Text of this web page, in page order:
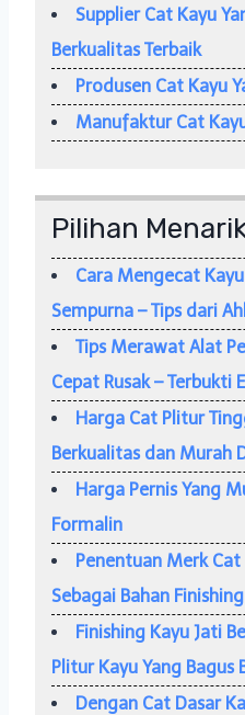
Supplier Cat Kayu
Berkualitas Terbaik
Produsen Cat Kayu
Manufaktur Cat
Pilihan
Cara Mengecat
Sempurna – Tips dari
Tips Merawat Alat
Cepat Rusak – Terbukti
Harga Cat Plitur
Berkualitas dan Murah
Harga Pernis Yang
Formalin
Penentuan Merk
Sebagai Bahan Finishing
Finishing Kayu Jati
Plitur Kayu Yang Bagus
Dengan Cat Dasar